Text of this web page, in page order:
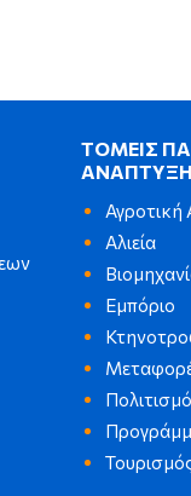
ΤΟΜΕΙΣ
Αγροτική
Αλιεία
Εμπόριο